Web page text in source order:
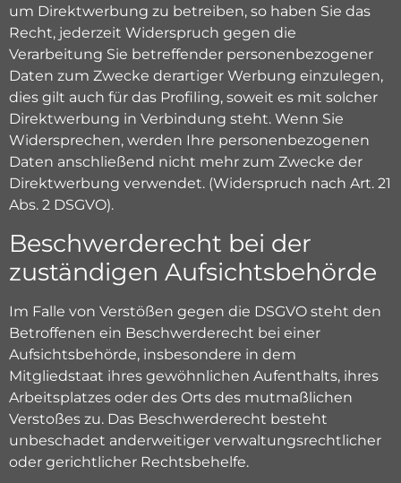
um Direktwerbung zu betreiben, so haben Sie das
Recht, jederzeit Widerspruch gegen die
Verarbeitung Sie betreffender personenbezogener
Daten zum Zwecke derartiger Werbung einzulegen,
dies gilt auch für das Profiling, soweit es mit solcher
Direktwerbung in Verbindung steht. Wenn Sie
Widersprechen, werden Ihre personenbezogenen
Daten anschließend nicht mehr zum Zwecke der
Direktwerbung verwendet. (Widerspruch nach Art. 21
Abs. 2 DSGVO).
Beschwerde­recht bei der
zuständigen Aufsichts­behörde
Im Falle von Verstößen gegen die DSGVO steht den
Betroffenen ein Beschwerderecht bei einer
Aufsichtsbehörde, insbesondere in dem
Mitgliedstaat ihres gewöhnlichen Aufenthalts, ihres
Arbeitsplatzes oder des Orts des mutmaßlichen
Verstoßes zu. Das Beschwerderecht besteht
unbeschadet anderweitiger verwaltungsrechtlicher
oder gerichtlicher Rechtsbehelfe.